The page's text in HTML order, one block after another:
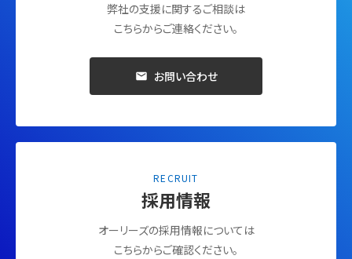
弊社の支援に関するご相談は
こちらからご連絡ください。
お問い合わせ
RECRUIT
採用情報
オーリーズの採用情報については
こちらからご確認ください。